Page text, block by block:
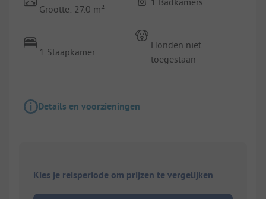
Grootte: 27.0 m²
1 Slaapkamer
Honden niet
toegestaan
Details en voorzieningen
Kies je reisperiode om prijzen te vergelijken